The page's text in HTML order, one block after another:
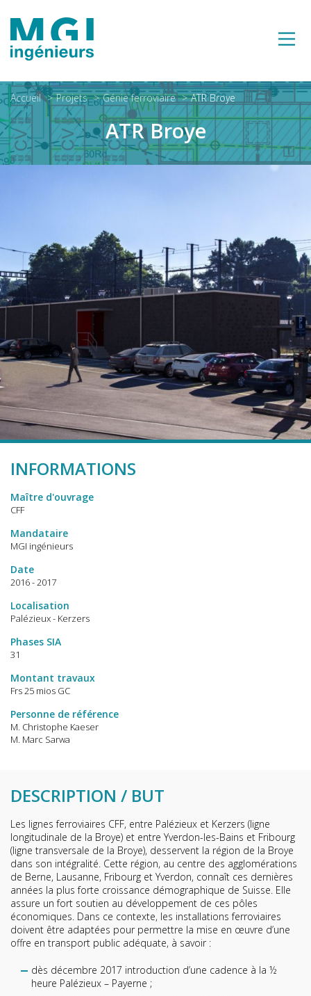
Accueil Projets Génie ferroviaire ATR Broye
ATR Broye
INFORMATIONS
Maître d'ouvrage
CFF
Mandataire
MGI ingénieurs
Date
2016 - 2017
Localisation
Palézieux - Kerzers
Phases SIA
31
Montant travaux
Frs 25 mios GC
Personne de référence
M. Christophe Kaeser
M. Marc Sarwa
DESCRIPTION / BUT
Les lignes ferroviaires CFF, entre Palézieux et Kerzers (ligne
longitudinale de la Broye) et entre Yverdon-les-Bains et Fribourg
(ligne transversale de la Broye), desservent la région de la Broye
dans son intégralité. Cette région, au centre des agglomérations
de Berne, Lausanne, Fribourg et Yverdon, connaît ces dernières
années la plus forte croissance démographique de Suisse. Elle
assure un fort soutien au développement de ces pôles
économiques. Dans ce contexte, les installations ferroviaires
doivent être adaptées pour permettre la mise en œuvre d’une
offre en transport public adéquate, à savoir :
dès décembre 2017 introduction d’une cadence à la ½
heure Palézieux – Payerne ;